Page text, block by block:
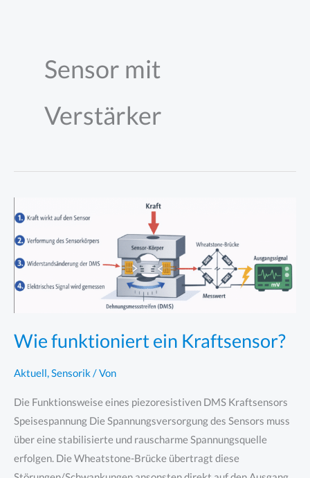
Sensor mit
Verstärker
Wie funktioniert ein Kraftsensor?
Aktuell,Sensorik/ Von
Die Funktionsweise eines piezoresistiven DMS Kraftsensors
Speisespannung Die Spannungsversorgung des Sensors muss
über eine stabilisierte und rauscharme Spannungsquelle
erfolgen. Die Wheatstone-Brücke übertragt diese